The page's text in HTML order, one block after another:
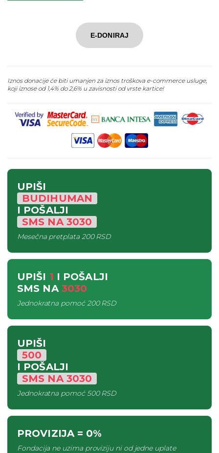
E-DONIRAJ
Iznos donacije će biti umanjen za iznos troškova e-commerce usluge,
koji iznose od 1,4% do 2,6% u zavisnosti od vrste kartice!
UPIŠI
BUDIHUMAN
I POŠALJI
SMS NA3030
Mesečna pretplata200 RSD
UPIŠI 1 I POŠALJI
SMS NA 3030
Jednokratna pomoć200 RSD
UPIŠI
500
I POŠALJI
SMS NA3030
Jednokratna pomoć500 RSD
PROVIZIJA= 0%
Fondacija ne uzima proviziju ni od jedne uplate